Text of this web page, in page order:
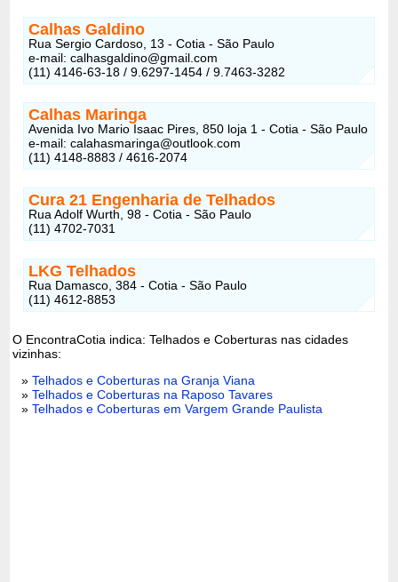
Calhas Galdino
Rua Sergio Cardoso, 13 - Cotia - São Paulo
e-mail: calhasgaldino@gmail.com
(11) 4146-63-18 / 9.6297-1454 / 9.7463-3282
Calhas Maringa
Avenida Ivo Mario Isaac Pires, 850 loja 1 - Cotia - São Paulo
e-mail: calahasmaringa@outlook.com
(11) 4148-8883 / 4616-2074
Cura 21 Engenharia de Telhados
Rua Adolf Wurth, 98 - Cotia - São Paulo
(11) 4702-7031
LKG Telhados
Rua Damasco, 384 - Cotia - São Paulo
(11) 4612-8853
O EncontraCotia indica: Telhados e Coberturas nas cidades
vizinhas:
»Telhados e Coberturas na Granja Viana
»Telhados e Coberturas na Raposo Tavares
»Telhados e Coberturas em Vargem Grande Paulista